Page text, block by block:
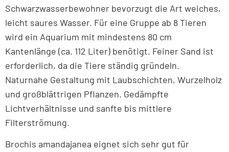
Schwarzwasserbewohner bevorzugt die Art weiches,
leicht saures Wasser. Für eine Gruppe ab 8 Tieren
wird ein Aquarium mit mindestens 80 cm
Kantenlänge (ca. 112 Liter) benötigt. Feiner Sand ist
erforderlich, da die Tiere ständig gründeln.
Naturnahe Gestaltung mit Laubschichten, Wurzelholz
und großblättrigen Pflanzen. Gedämpfte
Lichtverhältnisse und sanfte bis mittlere
Filterströmung.
Brochis amandajanea eignet sich sehr gut für